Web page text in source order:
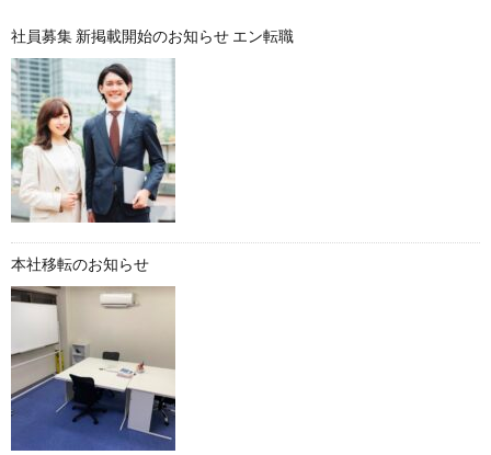
社員募集 新掲載開始のお知らせ エン転職
本社移転のお知らせ